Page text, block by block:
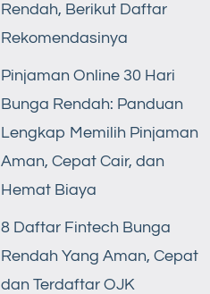
Rendah, Berikut Daftar
Rekomendasinya
Pinjaman Online 30 Hari
Bunga Rendah: Panduan
Lengkap Memilih Pinjaman
Aman, Cepat Cair, dan
Hemat Biaya
8 Daftar Fintech Bunga
Rendah Yang Aman, Cepat
dan Terdaftar OJK